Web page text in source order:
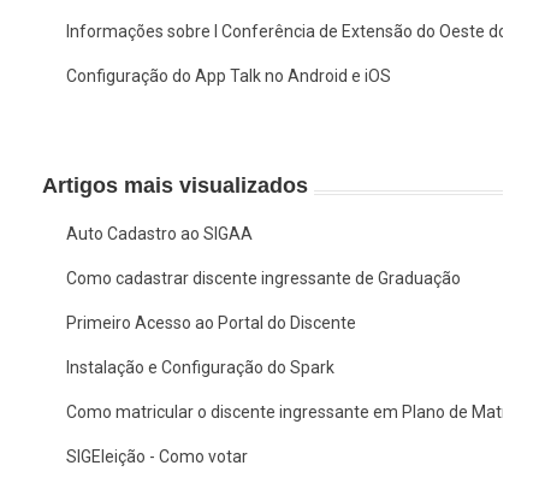
Informações sobre I Conferência de Extensão do Oeste do
Configuração do App Talk no Android e iOS
Artigos mais visualizados
Auto Cadastro ao SIGAA
Como cadastrar discente ingressante de Graduação
Primeiro Acesso ao Portal do Discente
Instalação e Configuração do Spark
Como matricular o discente ingressante em Plano de
SIGEleição - Como votar